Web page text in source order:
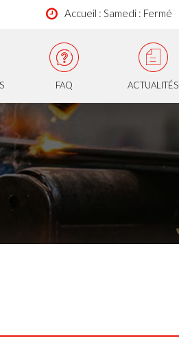
Accueil : Samedi : Fermé
FAQ ACTUALITÉS